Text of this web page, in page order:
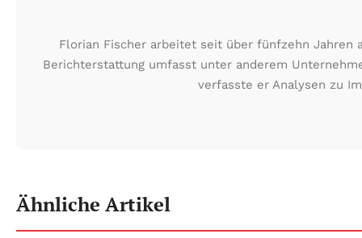
Florian Fischer arbeitet seit über fünfzehn Jahren
Berichterstattung umfasst unter anderem
verfasste er Analysen zu
Ähnliche Artikel